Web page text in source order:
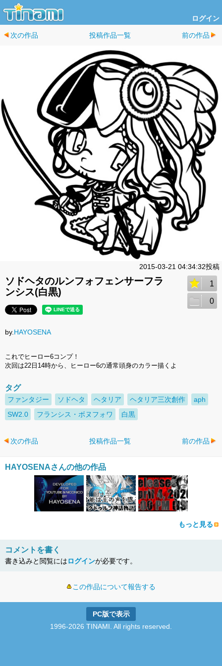
ログイン
次の作品 投稿作品一覧 前の作品
2015-03-21 04:34:32投稿
ソドヘタのルンフォフェンサーフラ
ンシス(白黒)
1
0
by. HAYOSENA
これでヒーロー6コンプ！
次回は22日14時から、ヒーロー6の通常頭身のカラー描くよ
タグ
ファンタジー ソドヘタ ヘタリア ヘタリア三次創作
aph
SW2.0
フランシス・ボヌフォワ 白黒
次の作品 投稿作品一覧 前の作品
HAYOSENAさんの他の作品
もっと見る
コメントを書く
書き込みと閲覧にはログインが必要です。
この作品について報告する
PC版で表示
1996-2026 TINAMI. All rights reserved.